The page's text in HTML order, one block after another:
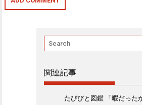
関連記事
たびびと図鑑 「暇だった